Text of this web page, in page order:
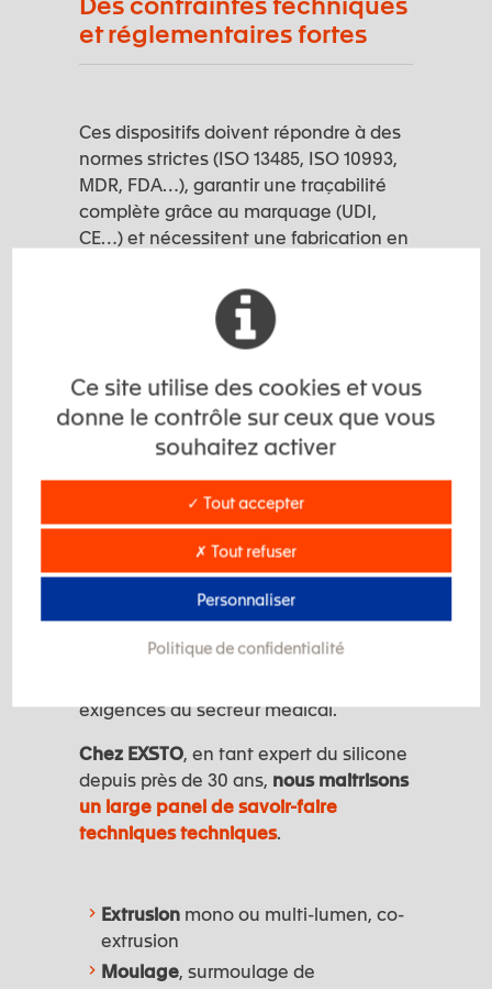
et réglementaires fortes
Ces dispositifs doivent répondre à des
normes strictes (ISO 13485, ISO 10993,
MDR, FDA…), garantir une traçabilité
complète grâce au marquage (UDI,
CE…) et nécessitent une fabrication en
Expertise matière et savoir-
faire industriel : la clé
dispositifs médicaux, le silicone
s’impose comme un matériau de
référence pour sa biocompatibilité, sa
flexibilité, sa résistance chimique et sa
stabilité à long terme. Sa
transformation nécessite une expertise
pointue et une parfaite maîtrise des
exigences du secteur médical.
Chez EXSTO, en tant expert du silicone
depuis près de 30 ans, nous maitrisons
un large panel de savoir-faire
techniques techniques.
Extrusion mono ou multi-lumen, co-
extrusion
Moulage, surmoulage de
Ce site utilise des cookies et vous
donne le contrôle sur ceux que vous
souhaitez activer
✓ Tout accepter
✗ Tout refuser
Personnaliser
Politique de confidentialité